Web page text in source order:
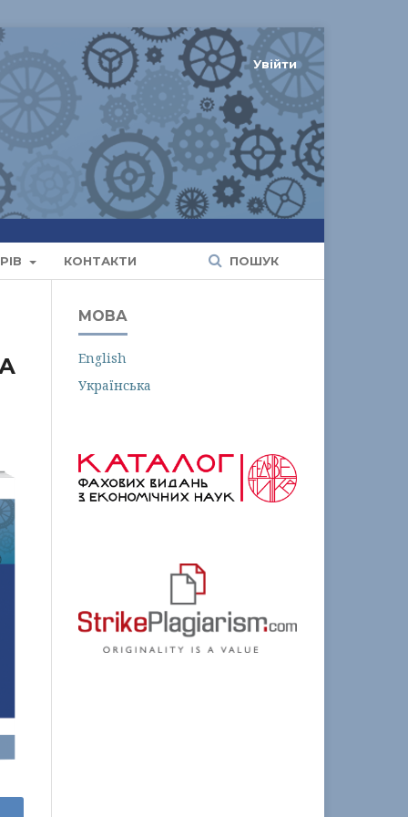
КОНТАКТИ ПОШУК
Увійти
МОВА
English
Українська